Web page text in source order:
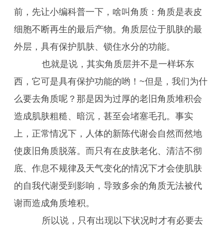
前，先让小编科普一下，啥叫角质：角质是表皮
细胞不断再生的最后产物。角质层位于肌肤的最
外层，具有保护肌肤、锁住水分的功能。
也就是说，其实角质层并不是一样坏东
西，它可是具有保护功能的哟！~但是，我们为什
么要去角质呢？那是因为过厚的老旧角质堆积会
造成肌肤粗糙、暗沉，甚至会堵塞毛孔。事实
上，正常情况下，人体的新陈代谢会自然而然地
使废旧角质脱落。而只有在皮肤老化、清洁不彻
底、作息不规律及天气变化的情况下才会使肌肤
的自我代谢受到影响，导致多余的角质无法被代
谢而造成角质堆积。
所以说，只有出现以下状况时才有必要去